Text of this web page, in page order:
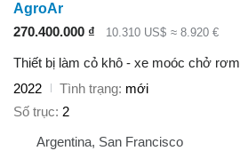
AgroAr
270.400.000 ₫
10.310 US$ ≈ 8.920 €
Thiết bị làm cỏ khô - xe moóc chở rơm
2022
Tình trạng mới
Số trục 2
Argentina, San Francisco